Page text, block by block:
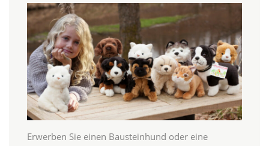
Erwerben Sie einen Bausteinhund oder eine